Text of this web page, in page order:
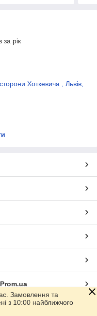
за рік
Хоткевича , Львів,
Prom.ua
Замовлення та
з 10:00 найближчого